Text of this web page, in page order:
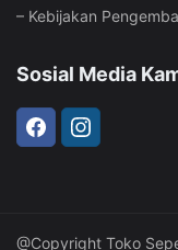
– Kebijakan
Sosial Media
@Copyright Toko